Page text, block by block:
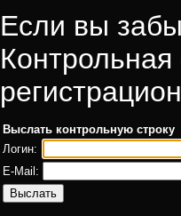
Если вы
Выслать контрольную строку
Логин:
E-Mail: